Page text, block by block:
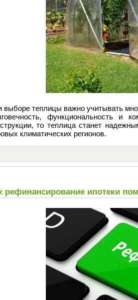
выборе теплицы важно учитывать
функциональность и
то теплица станет
климатических регионов.
рефинансирование ипотеки